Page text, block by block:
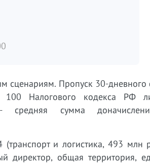
сценариям. Пропуск 30-дневного
100 Налогового кодекса РФ
- средняя сумма
и логистика, 493 млн
директор, общая территория,